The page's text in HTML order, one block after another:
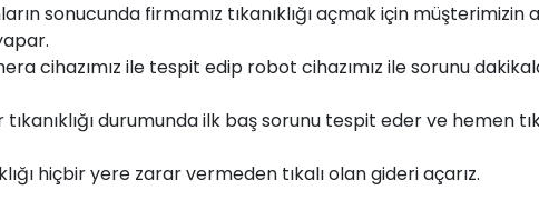
sonucunda firmamız tıkanıklığı açmak için müşterimizin
cihazımız ile tespit edip robot cihazımız ile sorunu
tıkanıklığı durumunda ilk baş sorunu tespit eder ve hemen
hiçbir yere zarar vermeden tıkalı olan gideri açarız.